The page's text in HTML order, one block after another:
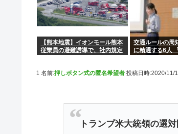
【熊本地震】イオンモール熊本
従業員の避難誘導で、社内規定
交通ルールの周
に精通する6人
す」
1 名前:押しボタン式の匿名希望者 投稿日時:2020/11/
トランプ米大統領の選